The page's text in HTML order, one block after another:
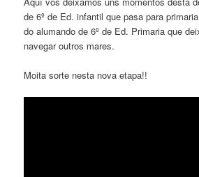
de 6º de Ed. infantil que pasa para
do alumando de 6º de Ed. Primaria que
navegar outros mares.
Moita sorte nesta nova etapa!!